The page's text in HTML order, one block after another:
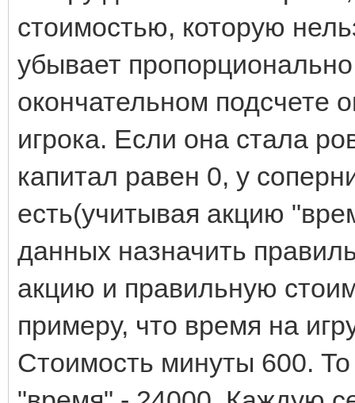
стоимостью, которую
убывает
окончательном подсчете
игрока. Если она стала
капитал равен 0, у
есть(учитывая акцию
данных назначить
акцию и правильную
примеру, что время на
Стоимость минуты 600.